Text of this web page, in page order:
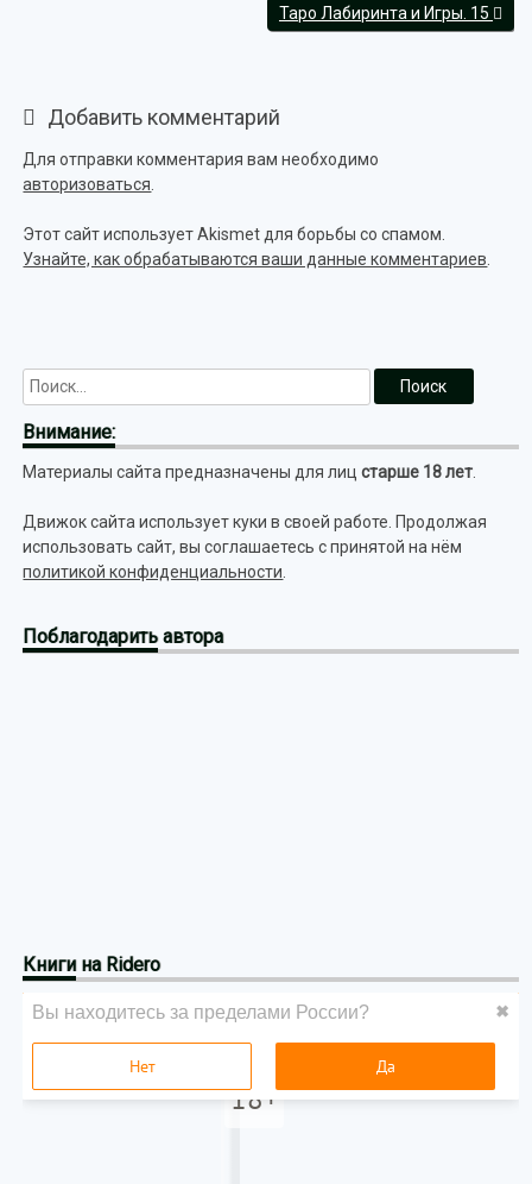
Таро Лабиринта и Игры. 15
Добавить комментарий
Для отправки комментария вам необходимо
авторизоваться
Этот сайт использует Akismet для борьбы со спамом.
Узнайте, как обрабатываются ваши данные комментариев
Внимание:
Материалы сайта предназначены для лицстарше 18 лет
Движок сайта использует куки в своей работе. Продолжая
использовать сайт, вы соглашаетесь с принятой на нём
политикой конфиденциальности
Поблагодаритьавтора
Книгина Ridero